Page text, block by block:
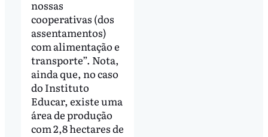
nossas
cooperativas (dos
assentamentos)
com alimentação e
transporte”. Nota,
ainda que, no caso
do Instituto
Educar, existe uma
área de produção
com 2,8 hectares de